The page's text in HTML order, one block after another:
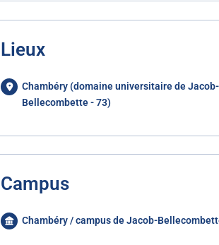
Lieux
Chambéry (domaine universitaire de Jacob-
Bellecombette - 73)
Campus
Chambéry / campus de Jacob-